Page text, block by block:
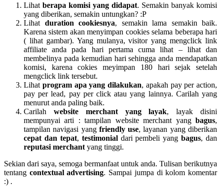
Lihat berapa komisi yang didapat. Semakin banyak komisi
yang diberikan, semakin untungkan? :P
Lihat duration cookiesnya, semakin lama semakin baik.
Karena sistem akan menyimpan cookies selama beberapa hari
( lihat gambar). Yang mulanya, visitor yang mengclick link
affiliate anda pada hari pertama cuma lihat – lihat dan
membelinya pada kemudian hari sehingga anda mendapatkan
komisi, karena cokies meyimpan 180 hari sejak setelah
mengclick link tersebut.
Lihat program apa yang dilakukan, apakah pay per action,
pay per lead, pay per click atau yang lainnya. Carilah yang
menurut anda paling baik.
Carilah website merchant yang layak, layak disini
mempunyai arti : tampilan website merchant yang bagus,
tampilan navigasi yang friendly use, layanan yang diberikan
cepat dan tepat, testimonialdari pembeli yangbagus, dan
reputasi merchant yang tinggi.
Sekian dari saya, semoga bermanfaat untuk anda. Tulisan berikutnya
tentang contextual advertising. Sampai jumpa di kolom komentar
:) .